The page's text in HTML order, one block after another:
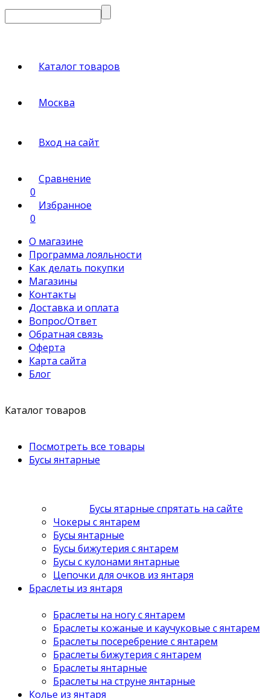
Каталог товаров
Москва
Вход на сайт
Сравнение
0
Избранное
0
О магазине
Программа лояльности
Как делать покупки
Магазины
Контакты
Доставка и оплата
Вопрос/Ответ
Обратная связь
Оферта
Карта сайта
Блог
Каталог товаров
Посмотреть все товары
Бусы янтарные
Бусы ятарные спрятать на сайте
Чокеры с янтарем
Бусы янтарные
Бусы бижутерия с янтарем
Бусы с кулонами янтарные
Цепочки для очков из янтаря
Браслеты из янтаря
Браслеты на ногу с янтарем
Браслеты кожаные и каучуковые с янтарем
Браслеты посеребрение с янтарем
Браслеты бижутерия с янтарем
Браслеты янтарные
Браслеты на струне янтарные
Колье из янтаря